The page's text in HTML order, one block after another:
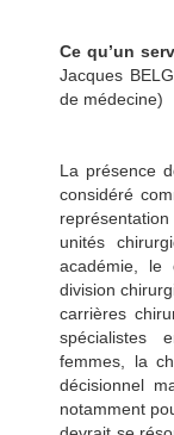
Ce qu’un
Jacques
de médecine)
La présence
considéré
unités
académie, le
division
carrières
spécialistes
femmes, la
décisionnel
notamment